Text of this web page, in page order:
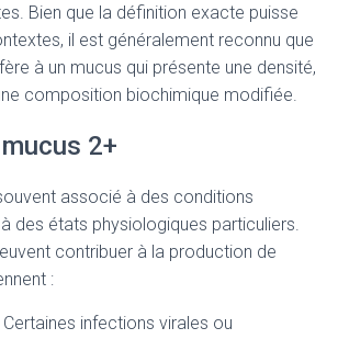
Bien que la définition exacte puisse
il est généralement reconnu que
à un mucus qui présente une densité,
composition biochimique modifiée.
2+
associé à des conditions
des états physiologiques particuliers.
contribuer à la production de
:
Certaines infections virales ou